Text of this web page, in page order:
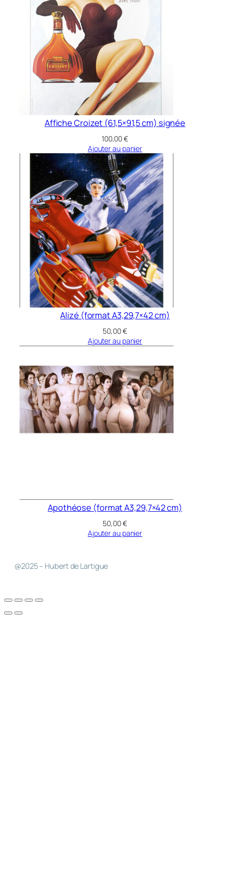
Affiche Croizet (61,5×91,5 cm) signée
100,00€
Ajouter au panier
Alizé (format A3,29,7×42 cm)
50,00€
Ajouter au panier
Apothéose (format A3,29,7×42 cm)
50,00€
Ajouter au panier
@2025 – Hubert de Lartigue